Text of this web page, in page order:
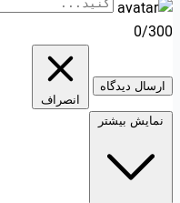
0/300
ارسال دیدگاه
انصراف
نمایش بیشتر